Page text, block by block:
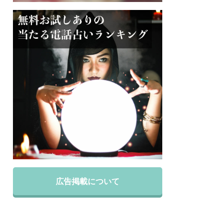
広告掲載について